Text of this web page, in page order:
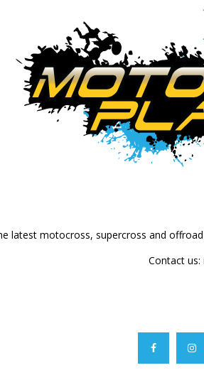
latest motocross, supercross and
Contact us: